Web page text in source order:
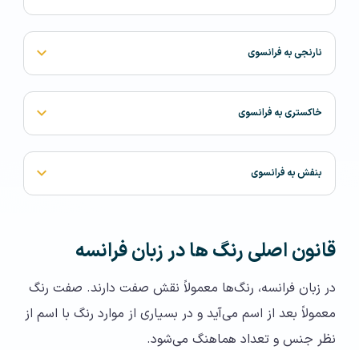
نارنجی به فرانسوی
خاکستری به فرانسوی
بنفش به فرانسوی
قانون اصلی رنگ‌ ها در زبان فرانسه
در زبان فرانسه، رنگ‌ها معمولاً نقش صفت دارند. صفت رنگ
معمولاً بعد از اسم می‌آید و در بسیاری از موارد رنگ با اسم از
نظر جنس و تعداد هماهنگ می‌شود.